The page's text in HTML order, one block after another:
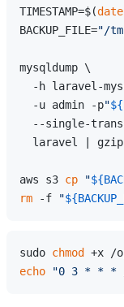
TIMESTAMP=$(date
BACKUP_FILE="/
mysqldump \
-h laravel-
  -u admin -p
"
--single-
laravel |
aws s3 cp "
rm -f "
sudo chmod
echo
"0 3 * * * /